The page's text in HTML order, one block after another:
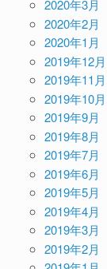
2020年3月
2020年2月
2020年1月
2019年12月
2019年11月
2019年10月
2019年9月
2019年8月
2019年7月
2019年6月
2019年5月
2019年4月
2019年3月
2019年2月